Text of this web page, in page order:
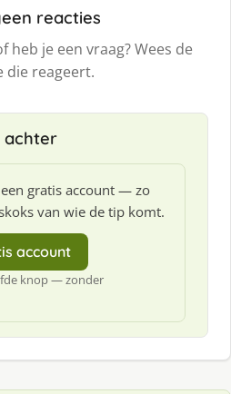
reacties
heb je een vraag? Wees de
die reageert.
achter
gratis account — zo
van wie de tip komt.
account
knop — zonder